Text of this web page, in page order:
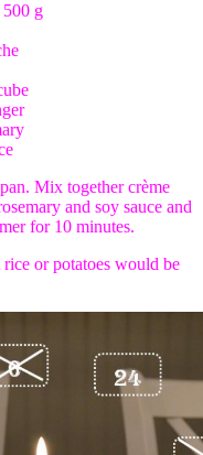
g
Mix together crème
and soy sauce and
for 10 minutes.
or potatoes would be